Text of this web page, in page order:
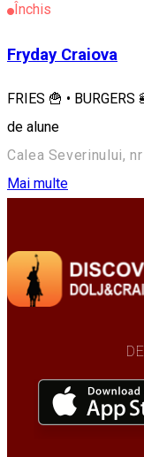
Închis
Fryday Craiova
FRIES 🍟 •
de alune
Calea Severinului,
Mai multe